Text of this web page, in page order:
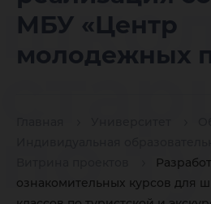
МБУ «Центр
молодежных
ознакомительных курсов для
по